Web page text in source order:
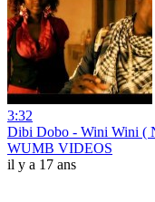
3:32
Dibi Dobo - Wini Wini (
WUMB VIDEOS
il y a 17 ans